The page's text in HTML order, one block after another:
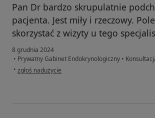
Pan Dr bardzo skrupulatnie
pacjenta. Jest miły i rzeczowy.
skorzystać z wizyty u tego
8 grudnia 2024
• Prywatny Gabinet Endokrynologiczny •
• w opinii użytkownika Urszula
zgłoś nadużycie